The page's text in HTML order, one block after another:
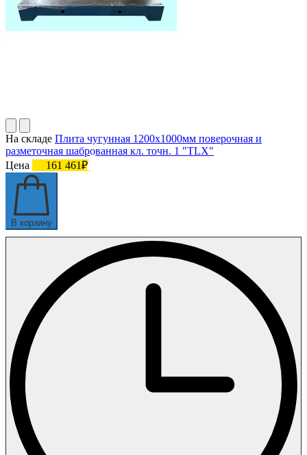
На складе Плита чугунная 1200х1000мм поверочная и
разметочная шаброванная кл. точн. 1 "TLX"
Цена
161 461₽
В корзину